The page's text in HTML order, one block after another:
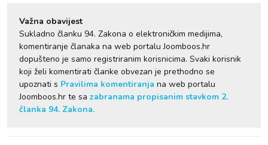
Važna obavijest
Sukladno članku 94. Zakona o elektroničkim medijima,
komentiranje članaka na web portalu Joomboos.hr
dopušteno je samo registriranim korisnicima. Svaki korisnik
koji želi komentirati članke obvezan je prethodno se
upoznati s Pravilima komentiranja na web portalu
Joomboos.hr te sa zabranama propisanim stavkom 2.
članka 94. Zakona.